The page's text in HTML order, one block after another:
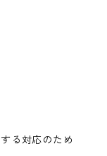
る対応のため